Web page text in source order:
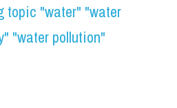
topic "water" "water
"water pollution"